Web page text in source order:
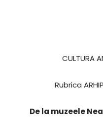
CULTURA
Rubrica
De la muzeele